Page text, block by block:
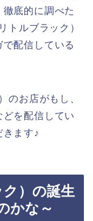
底的に調べた
トルブラック）
配信している
のお店がもし、
を配信してい
ます♪
）の誕生
かな～